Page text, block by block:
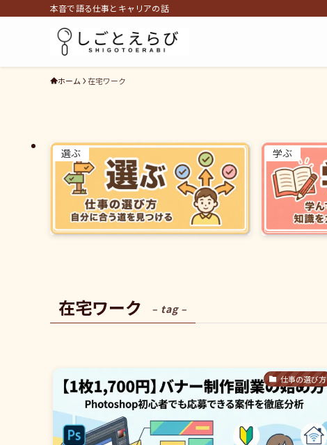
本音で語る仕事とキャリアの話
ホーム 在宅ワーク
選ぶ 学ぶ
在宅ワーク – tag –
仕事の選び方